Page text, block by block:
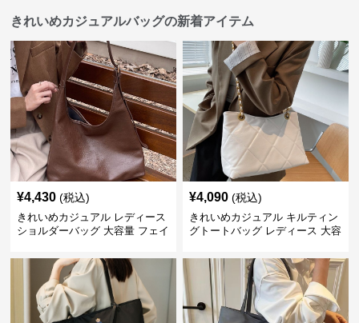
きれいめカジュアルバッグの新着アイテム
¥4,430 (税込)
きれいめカジュアル レディース
ショルダーバッグ 大容量 フェイ
2WAY ヴィンテージ風
¥4,090 (税込)
きれいめカジュアル キルティン
グトートバッグ レディース 大容
ゃれ 通勤・通学 シンプル